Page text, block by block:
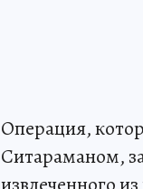
Операция,
Ситараманом,